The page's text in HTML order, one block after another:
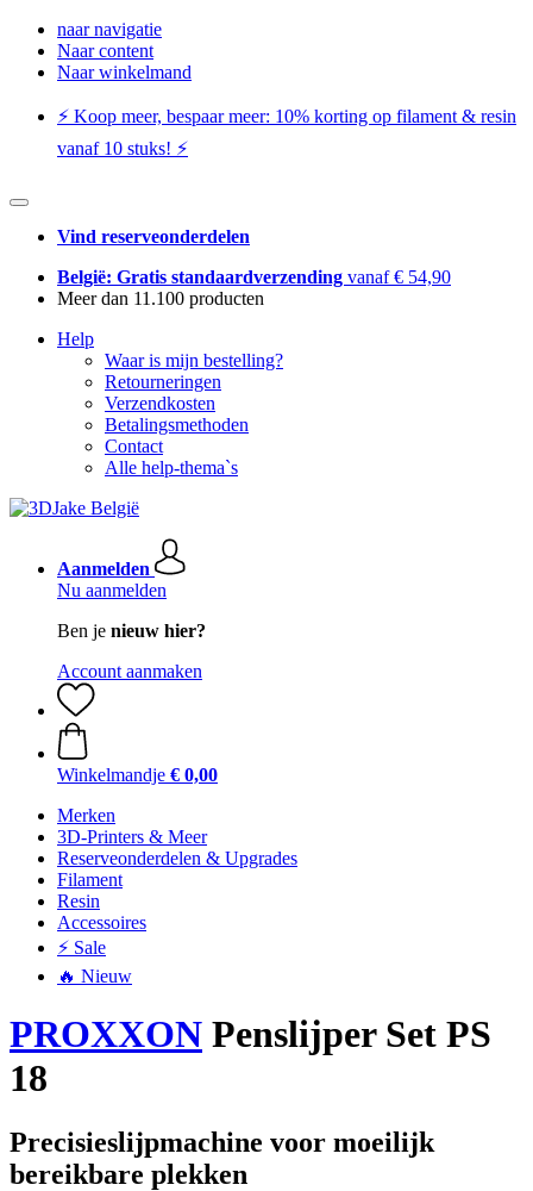
naar navigatie
Naar content
Naar winkelmand
⚡️ Koop meer, bespaar meer: ​​10% korting op filament & resin
vanaf 10 stuks! ⚡️
Vind reserveonderdelen
België: Gratis standaardverzending vanaf € 54,90
Meer dan 11.100 producten
Help
Waar is mijn bestelling?
Retourneringen
Verzendkosten
Betalingsmethoden
Contact
Alle help-thema`s
Aanmelden
Nu aanmelden
Ben je nieuw hier?
Account aanmaken
Winkelmandje € 0,00
Merken
3D-Printers & Meer
Reserveonderdelen & Upgrades
Filament
Resin
Accessoires
⚡ Sale
🔥 Nieuw
PROXXON Penslijper Set PS
18
Precisieslijpmachine voor moeilijk
bereikbare plekken